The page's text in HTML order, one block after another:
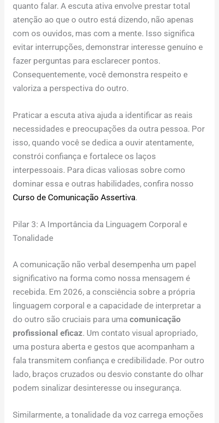
quanto falar. A escuta ativa envolve prestar total
atenção ao que o outro está dizendo, não apenas
com os ouvidos, mas com a mente. Isso significa
evitar interrupções, demonstrar interesse genuíno e
fazer perguntas para esclarecer pontos.
Consequentemente, você demonstra respeito e
valoriza a perspectiva do outro.
Praticar a escuta ativa ajuda a identificar as reais
necessidades e preocupações da outra pessoa. Por
isso, quando você se dedica a ouvir atentamente,
constrói confiança e fortalece os laços
interpessoais. Para dicas valiosas sobre como
dominar essa e outras habilidades, confira nosso
Curso de Comunicação Assertiva.
Pilar 3: A Importância da Linguagem Corporal e
Tonalidade
A comunicação não verbal desempenha um papel
significativo na forma como nossa mensagem é
recebida. Em 2026, a consciência sobre a própria
linguagem corporal e a capacidade de interpretar a
do outro são cruciais para umacomunicação
profissional eficaz. Um contato visual apropriado,
uma postura aberta e gestos que acompanham a
fala transmitem confiança e credibilidade. Por outro
lado, braços cruzados ou desvio constante do olhar
podem sinalizar desinteresse ou insegurança.
Similarmente, a tonalidade da voz carrega emoções